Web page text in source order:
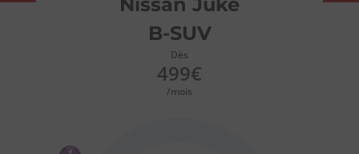
B-SUV
Dès
499€
/mois